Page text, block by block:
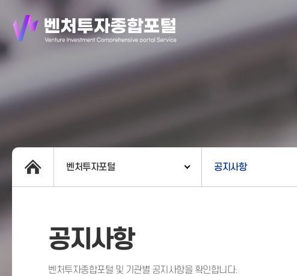
벤처투자포털 공지사항
공지사항
벤처투자종합포털 및 기관별 공지사항을 확인합니다.